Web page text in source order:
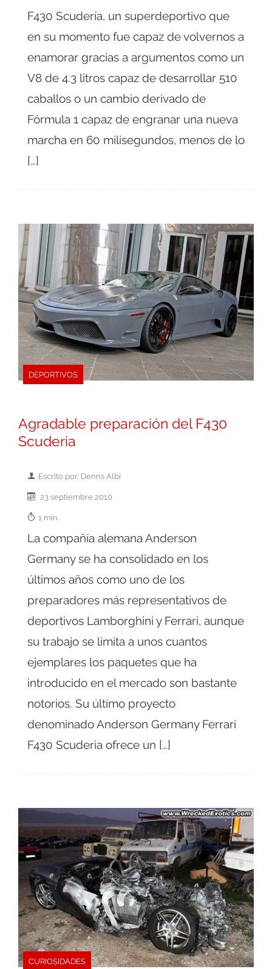
F430 Scudería, un superdeportivo que
en su momento fue capaz de volvernos a
enamorar gracias a argumentos como un
V8 de 4.3 litros capaz de desarrollar 510
caballos o un cambio derivado de
Fórmula 1 capaz de engranar una nueva
marcha en 60 milisegundos, menos de lo
[…]
DEPORTIVOS
Agradable preparación del F430
Scuderia
Escrito por: Denns Albi
23 septiembre 2010
1 min.
La compañía alemana Anderson
Germany se ha consolidado en los
últimos años como uno de los
preparadores más representativos de
deportivos Lamborghini y Ferrari, aunque
su trabajo se limita a unos cuantos
ejemplares los paquetes que ha
introducido en el mercado son bastante
notorios. Su último proyecto
denominado Anderson Germany Ferrari
F430 Scuderia ofrece un […]
CURIOSIDADES